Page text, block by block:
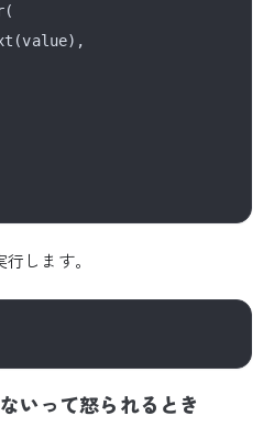
します。
いって怒られるとき